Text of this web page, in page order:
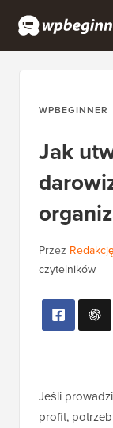
WPBEGINNER
Jak
Przez
czytelników
Jeśli
profit,